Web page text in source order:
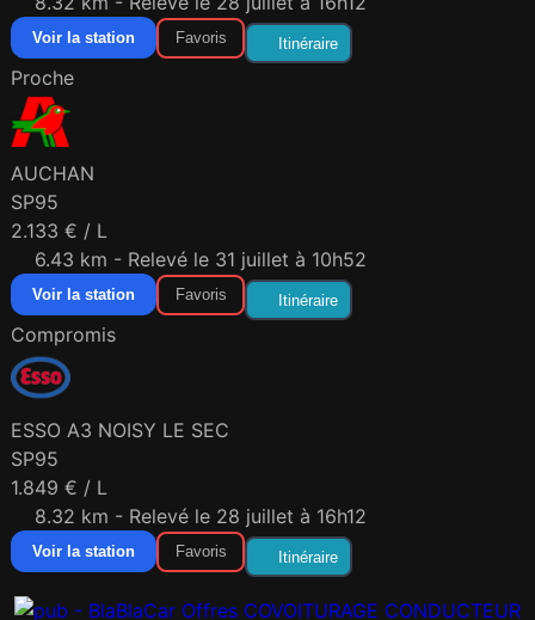
Voir la station Favoris Itinéraire
Proche
AUCHAN
SP95
2.133 € / L
6.43 km - Relevé le 31 juillet à 10h52
Voir la station Favoris Itinéraire
Compromis
ESSO A3 NOISY LE SEC
SP95
1.849 € / L
8.32 km - Relevé le 28 juillet à 16h12
Voir la station Favoris Itinéraire